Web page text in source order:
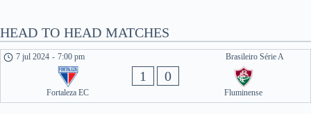
HEAD TO HEAD MATCHES
Brasileiro Série A
7 jul 2024 - 7:00 pm
Fortaleza EC
1 0
Fluminense